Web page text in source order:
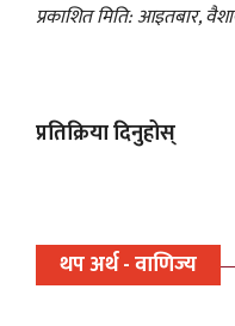
प्रकाशित मिति: आइतबार,
प्रतिक्रिया दिनुहोस्
थप अर्थ - वाणिज्य